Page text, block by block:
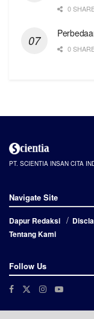
0
0
PT. SCIENTIA INSAN CITA
Navigate Site
Dapur Redaksi
Tentang Kami
Follow Us